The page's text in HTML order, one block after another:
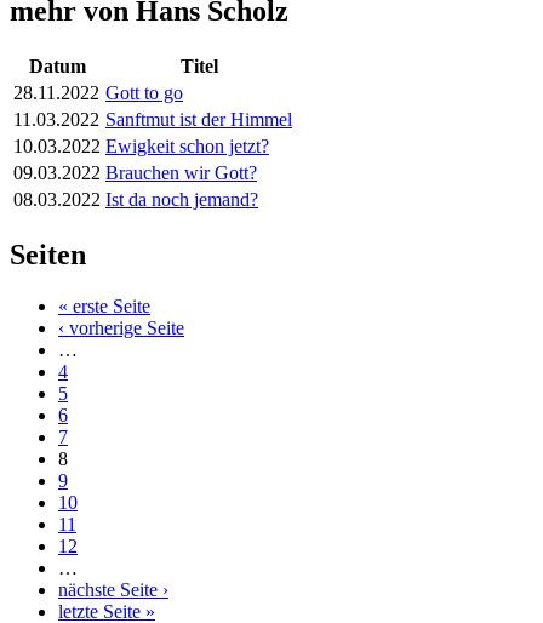
mehr von Hans Scholz
Datum
Titel
28.11.2022 Gott to go
11.03.2022 Sanftmut ist der Himmel
10.03.2022 Ewigkeit schon jetzt?
09.03.2022 Brauchen wir Gott?
08.03.2022 Ist da noch jemand?
Seiten
« erste Seite
‹ vorherige Seite
…
4
5
6
7
8
9
10
11
12
…
nächste Seite ›
letzte Seite »